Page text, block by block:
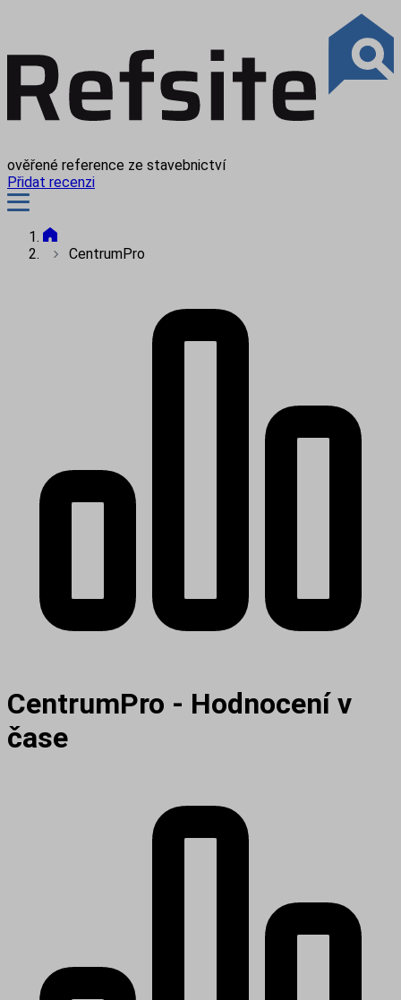
ověřené reference ze stavebnictví
Přidat recenzi
CentrumPro
CentrumPro - Hodnocení v
čase